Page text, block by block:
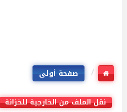
صفحة أولى
نقل الملف من الخارجية للخزانة